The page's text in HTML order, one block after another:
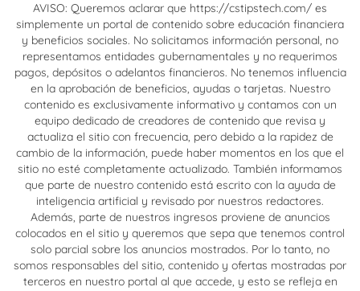
AVISO: Queremos aclarar que https://cstipstech.com/ es
simplemente un portal de contenido sobre educación financiera
y beneficios sociales. No solicitamos información personal, no
representamos entidades gubernamentales y no requerimos
pagos, depósitos o adelantos financieros. No tenemos influencia
en la aprobación de beneficios, ayudas o tarjetas. Nuestro
contenido es exclusivamente informativo y contamos con un
equipo dedicado de creadores de contenido que revisa y
actualiza el sitio con frecuencia, pero debido a la rapidez de
cambio de la información, puede haber momentos en los que el
sitio no esté completamente actualizado. También informamos
que parte de nuestro contenido está escrito con la ayuda de
inteligencia artificial y revisado por nuestros redactores.
Además, parte de nuestros ingresos proviene de anuncios
colocados en el sitio y queremos que sepa que tenemos control
solo parcial sobre los anuncios mostrados. Por lo tanto, no
somos responsables del sitio, contenido y ofertas mostradas por
terceros en nuestro portal al que accede, y esto se refleja en